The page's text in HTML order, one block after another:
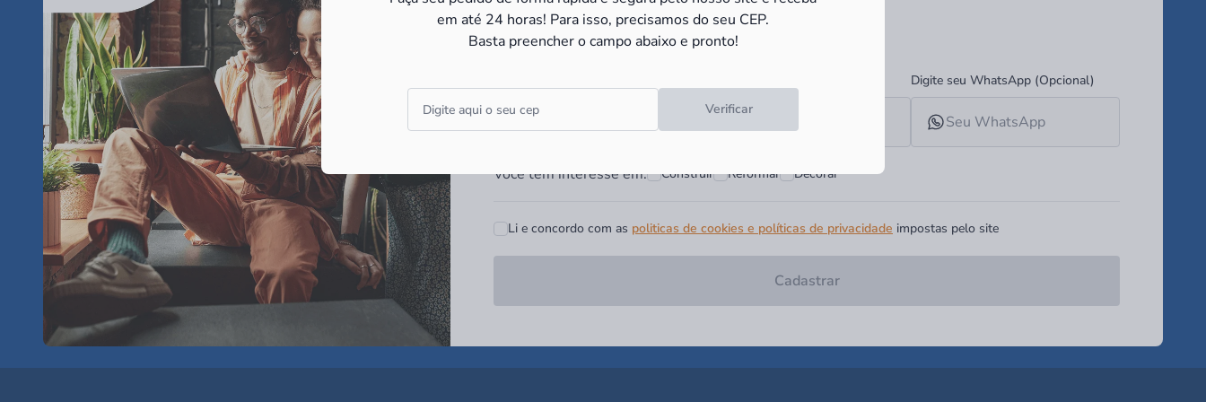
em até 24 horas! Para isso, precisamos do seu CEP.
Basta preencher o campo abaixo e pronto!
Verificar
e receba aspromoções e novidades!
Campo obrigatório*
Digite seu WhatsApp (Opcional)
Você tem interesse em: Construir Reformar Decorar
Li e concordo com as politicas de cookies e políticas de privacidade impostas pelo site
Cadastrar